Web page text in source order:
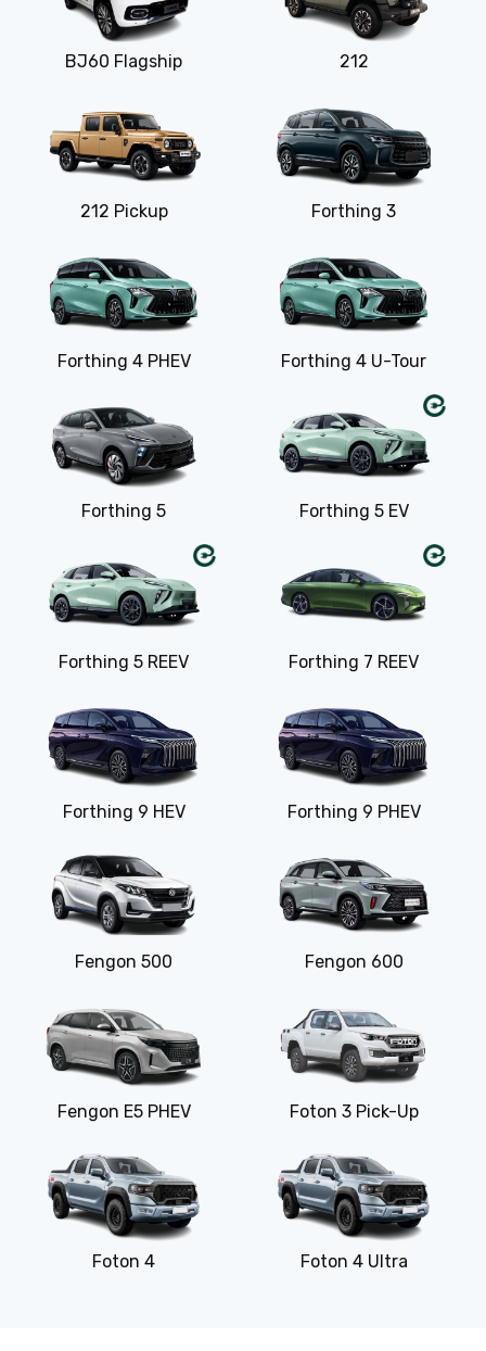
BJ60 Flagship 212
212 Pickup Forthing 3
Forthing 4 PHEV Forthing 4 U-Tour
Forthing 5 Forthing 5 EV
Forthing 5 REEV Forthing 7 REEV
Forthing 9 HEV Forthing 9 PHEV
Fengon 500 Fengon 600
Fengon E5 PHEV Foton 3 Pick-Up
Foton 4 Foton 4 Ultra